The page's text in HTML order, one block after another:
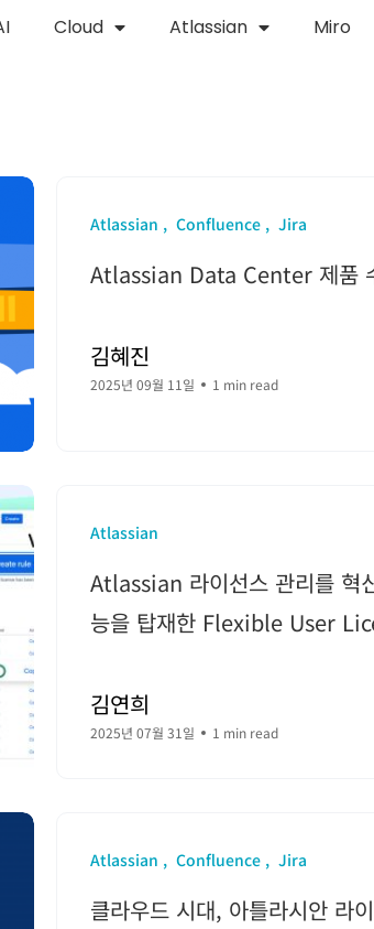
Cloud Atlassian Miro
Atlassian Confluence Jira
Atlassian Data Center 제품
김혜진
2025년 09월 11일 1 min read
Atlassian
Atlassian 라이선스 관리를 혁
능을 탑재한 Flexible User
김연희
2025년 07월 31일 1 min read
Atlassian Confluence Jira
클라우드 시대, 아틀라시안 라